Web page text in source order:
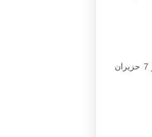
بهترین زمان حجامت طبق احادیث و روایات اسلامی، روز های 7 و 14 ماه حزیران یا 30 خرداد و 6 تیر 1402 است. اگر کسی موفق نشد در 7 حزیران